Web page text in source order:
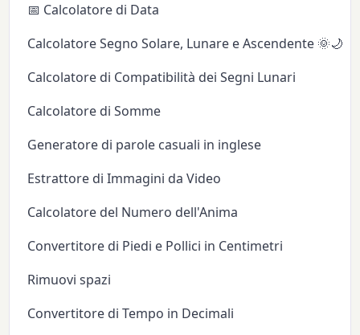
📅 Calcolatore di Data
Calcolatore Segno Solare, Lunare e Ascendente 🌞🌙✨
Calcolatore di Compatibilità dei Segni Lunari
Calcolatore di Somme
Generatore di parole casuali in inglese
Estrattore di Immagini da Video
Calcolatore del Numero dell'Anima
Convertitore di Piedi e Pollici in Centimetri
Rimuovi spazi
Convertitore di Tempo in Decimali